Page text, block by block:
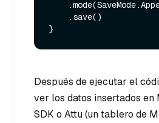
Después de ejecutar el
ver los datos insertados
SDK o Attu (un tablero de